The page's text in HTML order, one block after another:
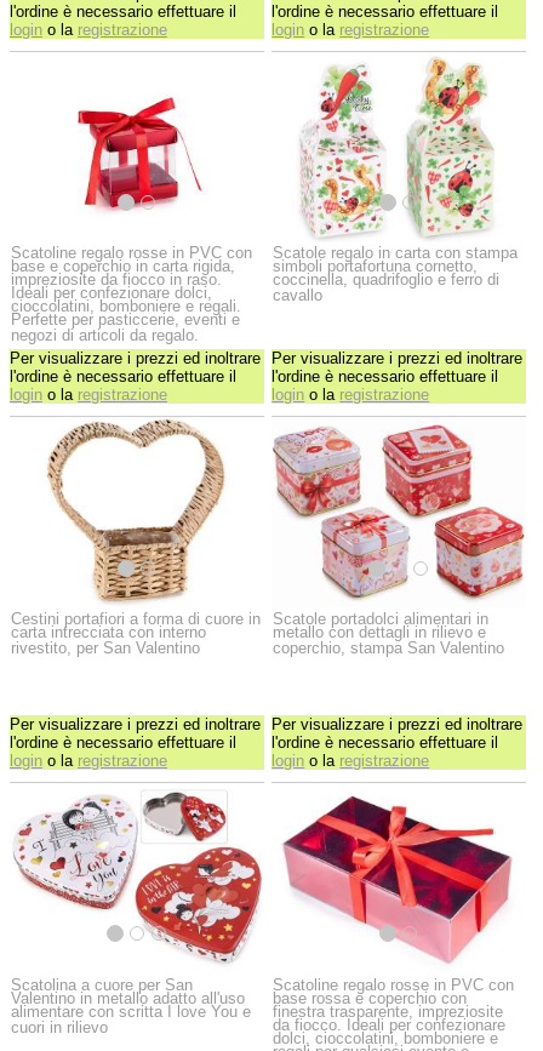
l'ordine è necessario effettuare il
login o la registrazione
l'ordine è necessario effettuare il
login o la registrazione
Scatoline regalo rosse in PVC con
base e coperchio in carta rigida,
impreziosite da fiocco in raso.
Ideali per confezionare dolci,
cioccolatini, bomboniere e regali.
Perfette per pasticcerie, eventi e
negozi di articoli da regalo.
Per visualizzare i prezzi ed inoltrare
l'ordine è necessario effettuare il
login o la registrazione
Scatole regalo in carta con stampa
simboli portafortuna cornetto,
coccinella, quadrifoglio e ferro di
cavallo
Per visualizzare i prezzi ed inoltrare
l'ordine è necessario effettuare il
login o la registrazione
Cestini portafiori a forma di cuore in
carta intrecciata con interno
rivestito, per San Valentino
Per visualizzare i prezzi ed inoltrare
l'ordine è necessario effettuare il
login o la registrazione
Scatole portadolci alimentari in
metallo con dettagli in rilievo e
coperchio, stampa San Valentino
Per visualizzare i prezzi ed inoltrare
l'ordine è necessario effettuare il
login o la registrazione
Scatolina a cuore per San
Valentino in metallo adatto all'uso
alimentare con scritta I love You e
cuori in rilievo
Scatoline regalo rosse in PVC con
base rossa e coperchio con
finestra trasparente, impreziosite
da fiocco. Ideali per confezionare
dolci, cioccolatini, bomboniere e